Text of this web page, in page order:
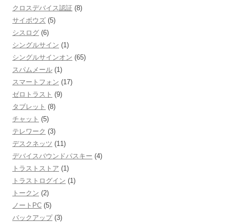
クロスデバイス認証 (8)
サイボウズ (5)
シスログ (6)
シングルサイン (1)
シングルサインオン (65)
スパムメール (1)
スマートフォン (17)
ゼロトラスト (9)
タブレット (8)
チャット (5)
テレワーク (3)
デスクネッツ (11)
デバイスバウンドパスキー (4)
トラストストア (1)
トラストログイン (1)
トークン (2)
ノートPC (5)
バックアップ(3)